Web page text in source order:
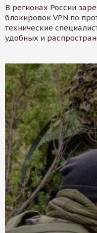
В регионах России
блокировок VPN по
технические
удобных и